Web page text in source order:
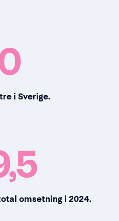
i Sverige.
omsetning i 2024.